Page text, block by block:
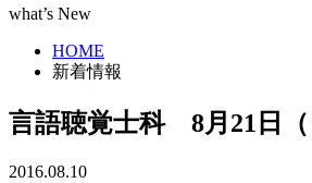
what’s New
HOME
新着情報
言語聴覚士科 8月21日
2016.08.10